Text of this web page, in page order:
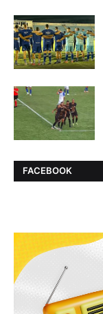
FACEBOOK